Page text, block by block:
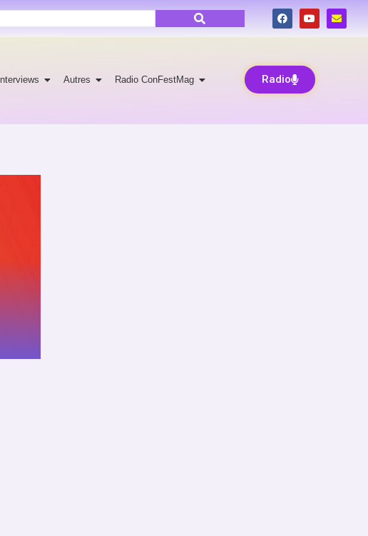
Interviews Autres Radio ConFestMag Radio